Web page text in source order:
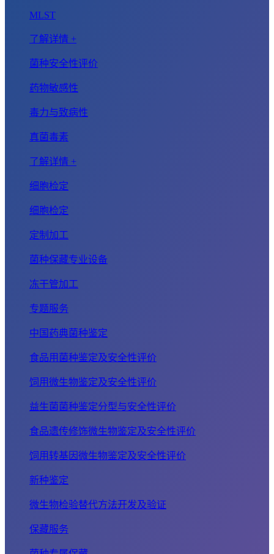
MLST
了解详情 +
菌种安全性评价
药物敏感性
毒力与致病性
真菌毒素
了解详情 +
细胞检定
细胞检定
定制加工
菌种保藏专业设备
冻干管加工
专题服务
中国药典菌种鉴定
食品用菌种鉴定及安全性评价
饲用微生物鉴定及安全性评价
益生菌菌种鉴定分型与安全性评价
食品遗传修饰微生物鉴定及安全性评价
饲用转基因微生物鉴定及安全性评价
新种鉴定
微生物检验替代方法开发及验证
保藏服务